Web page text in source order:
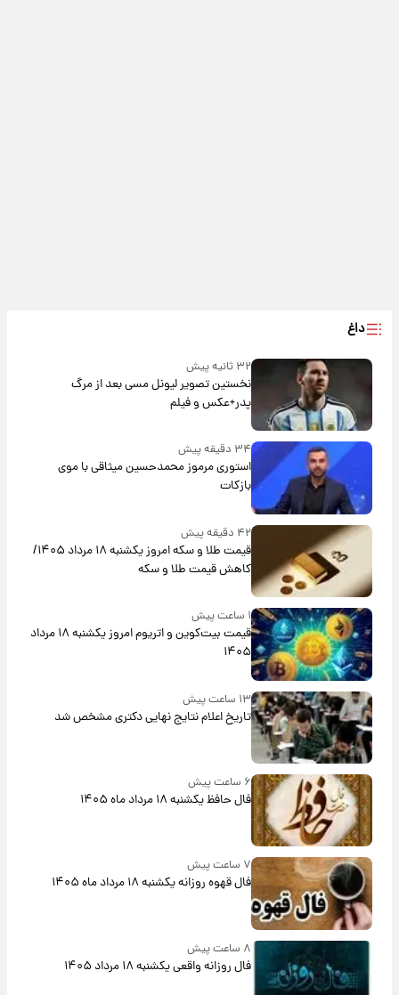
داغ
۳۲ ثانیه پیش
نخستین تصویر لیونل مسی بعد از مرگ
پدر+عکس و فیلم
۳۴ دقیقه پیش
استوری مرموز محمدحسین میثاقی با موی
بازکات
۴۲ دقیقه پیش
قیمت طلا و سکه امروز یکشنبه ۱۸ مرداد ۱۴۰۵/
کاهش قیمت طلا و سکه
۱ ساعت پیش
قیمت بیت‌کوین و اتریوم امروز یکشنبه ۱۸ مرداد
۱۴۰۵
۱۳ ساعت پیش
تاریخ اعلام نتایج نهایی دکتری مشخص شد
۶ ساعت پیش
فال حافظ یکشنبه ۱۸ مرداد ماه ۱۴۰۵
۷ ساعت پیش
فال قهوه روزانه یکشنبه ۱۸ مرداد ماه ۱۴۰۵
۸ ساعت پیش
فال روزانه واقعی یکشنبه ۱۸ مرداد ۱۴۰۵